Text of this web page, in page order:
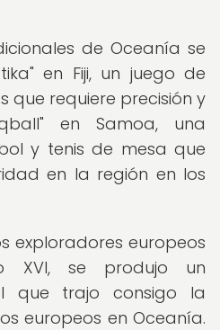
de Oceanía se
en Fiji, un juego de
que requiere precisión y
en Samoa, una
y tenis de mesa que
en la región en los
exploradores europeos
se produjo un
que trajo consigo la
europeos en Oceanía.